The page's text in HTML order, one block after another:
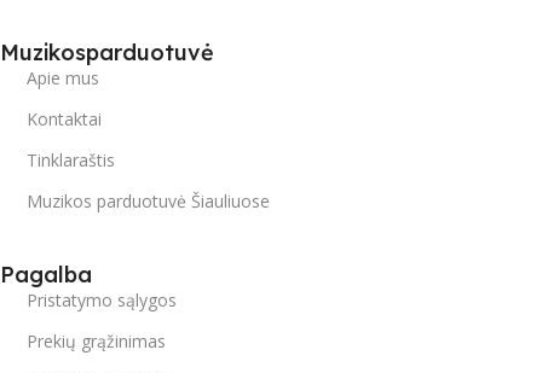
Muzikosparduotuvė
Apie mus
Kontaktai
Tinklaraštis
Muzikos parduotuvė Šiauliuose
Pagalba
Pristatymo sąlygos
Prekių grąžinimas